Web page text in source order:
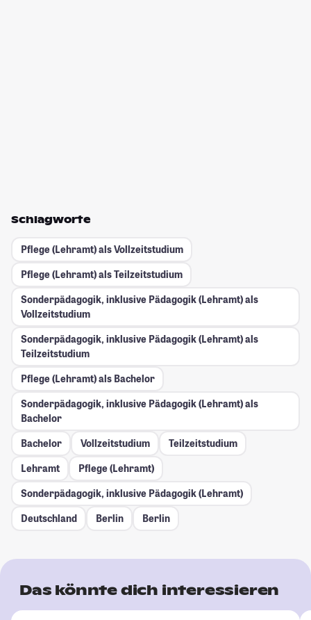
Schlagworte
Pflege (Lehramt) als Vollzeitstudium
Pflege (Lehramt) als Teilzeitstudium
Sonderpädagogik, inklusive Pädagogik (Lehramt) als
Vollzeitstudium
Sonderpädagogik, inklusive Pädagogik (Lehramt) als
Teilzeitstudium
Pflege (Lehramt) als Bachelor
Sonderpädagogik, inklusive Pädagogik (Lehramt) als
Bachelor
Bachelor
Vollzeitstudium
Teilzeitstudium
Lehramt
Pflege (Lehramt)
Sonderpädagogik, inklusive Pädagogik (Lehramt)
Deutschland
Berlin Berlin
Das könnte dich interessieren